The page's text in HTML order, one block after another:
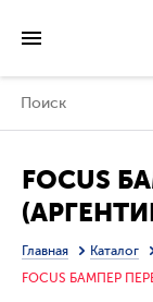
FOCUS
Главная Каталог
FOCUS БАМПЕР